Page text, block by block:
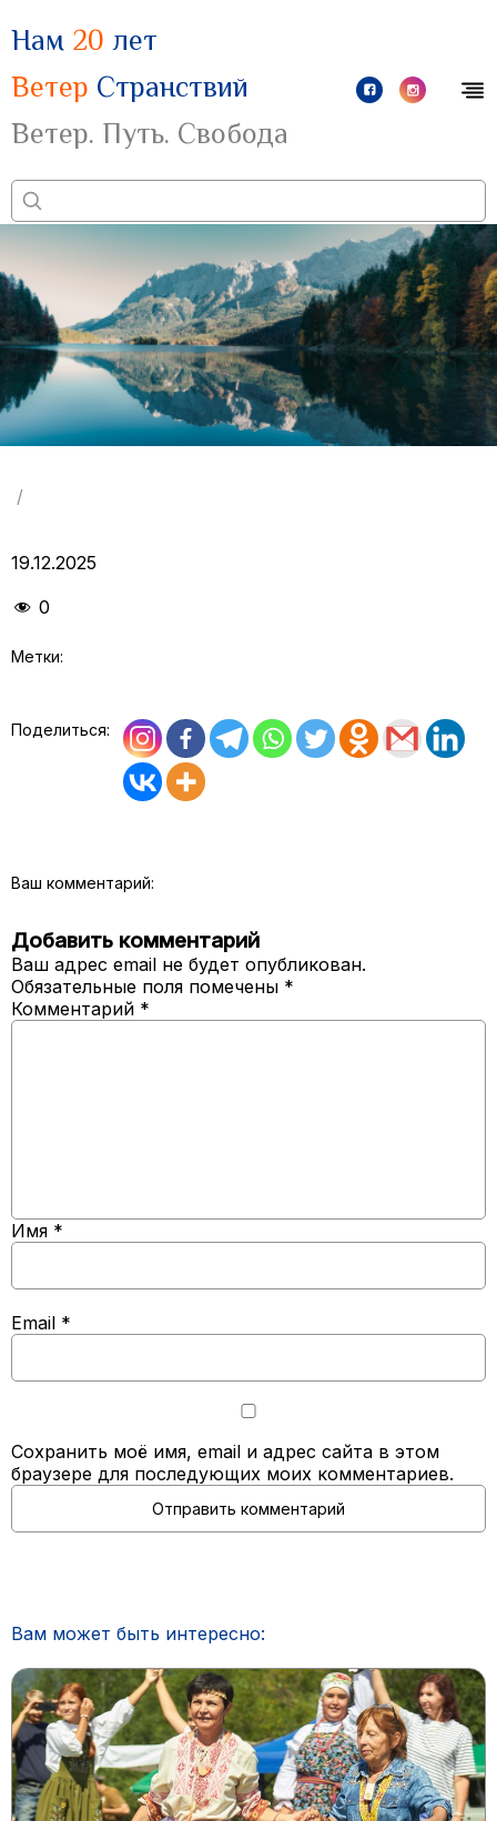
Нам 20 лет
Ветер Странствий
Ветер. Путь. Свобода
/
19.12.2025
0
Метки:
Поделиться:
Ваш комментарий:
Добавить комментарий
Ваш адрес email не будет опубликован.
Обязательные поля помечены *
Комментарий *
Имя *
Email *
Сохранить моё имя, email и адрес сайта в этом
браузере для последующих моих комментариев.
Вам может быть интересно: